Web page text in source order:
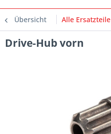
Übersicht Alle Ersatzteile
Drive-Hub vorn